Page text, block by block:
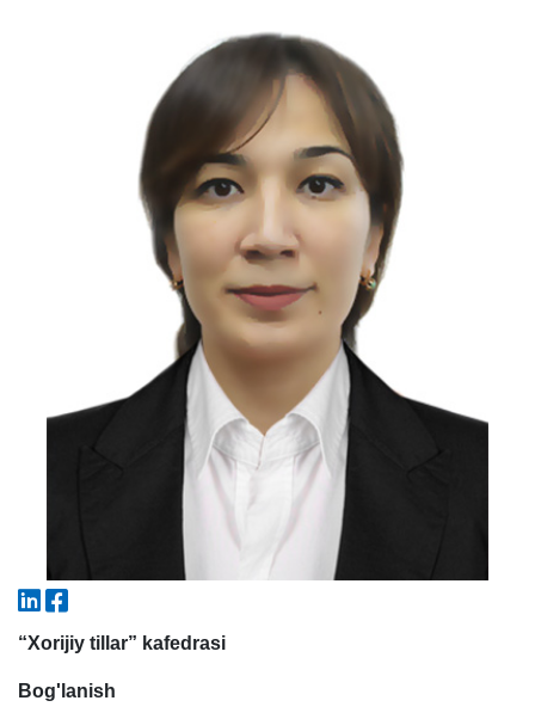
“Xorijiy tillar” kafedrasi
Bog'lanish
Mavzuni tanlang — keyin shu mavzudagi aniq
savollar chiqadi:
1. Hujjatlar (bakalavr) (5) 2. Hujjatlar (magistr) (4)
3. Suhbat (bakalavr) (8)
5. To'lov-kontrakt (2)
8. Bakalavriat kvotasi (3)
✉️ Adminga yozish